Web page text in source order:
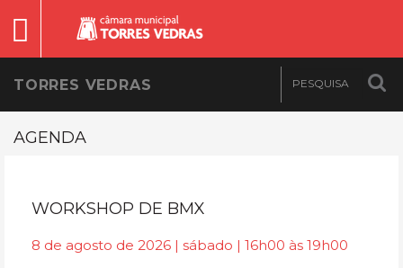
TORRES VEDRAS
AGENDA
WORKSHOP DE BMX
8 de agosto de 2026 | sábado | 16h00 às 19h00